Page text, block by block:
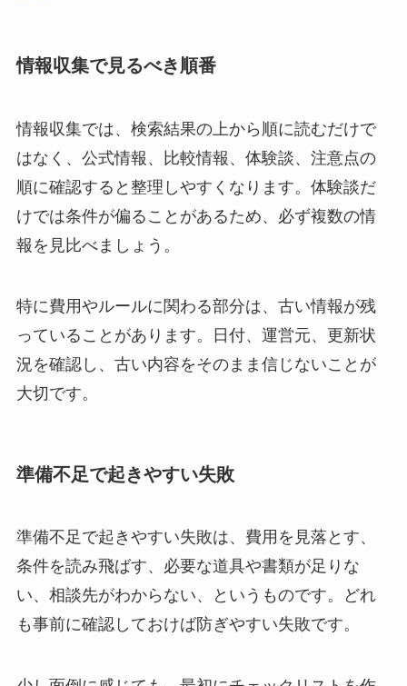
情報収集で見るべき順番
情報収集では、検索結果の上から順に読むだけで
はなく、公式情報、比較情報、体験談、注意点の
順に確認すると整理しやすくなります。体験談だ
けでは条件が偏ることがあるため、必ず複数の情
報を見比べましょう。
特に費用やルールに関わる部分は、古い情報が残
っていることがあります。日付、運営元、更新状
況を確認し、古い内容をそのまま信じないことが
大切です。
準備不足で起きやすい失敗
準備不足で起きやすい失敗は、費用を見落とす、
条件を読み飛ばす、必要な道具や書類が足りな
い、相談先がわからない、というものです。どれ
も事前に確認しておけば防ぎやすい失敗です。